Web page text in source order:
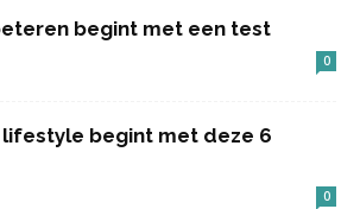
begint met een test
0
begint met deze 6
0